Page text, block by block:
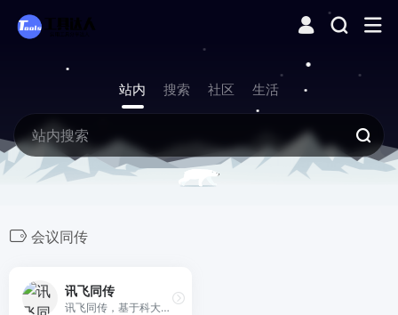
站内 搜索 社区 生活
会议同传
讯飞同传
讯飞同传，基于科大讯飞的智能语音和语言技术，提供多场景多语种实时转写翻译、同声传译、直播字幕上屏和会议记录分享等一体化同传服务。